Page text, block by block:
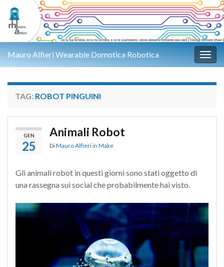
Mauro Alfieri Wearable Domotica Robotica
TAG: ROBOT PINGUINI
GEN
25
Animali Robot
DiMauro Alfieri in Make
Gli animali robot in questi giorni sono stati oggetto di
una rassegna sui social che probabilmente hai visto.